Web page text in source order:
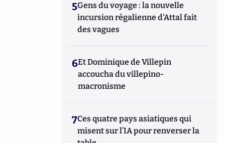
5Gens du voyage : la nouvelle
incursion régalienne d'Attal fait
des vagues
6Et Dominique de Villepin
accoucha du villepino-
macronisme
7Ces quatre pays asiatiques qui
misent sur l’IA pour renverser la